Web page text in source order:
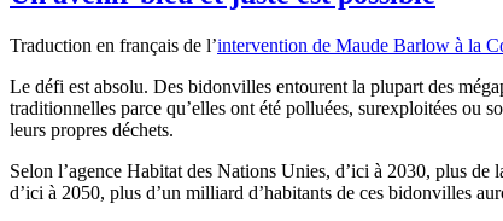
Traduction en français de l’intervention de Maude Barlow à la
Le défi est absolu. Des bidonvilles entourent la plupart des
traditionnelles parce qu’elles ont été polluées, surexploitées ou
leurs propres déchets.
Selon l’agence Habitat des Nations Unies, d’ici à 2030, plus
d’ici à 2050, plus d’un milliard d’habitants de ces bidonvilles